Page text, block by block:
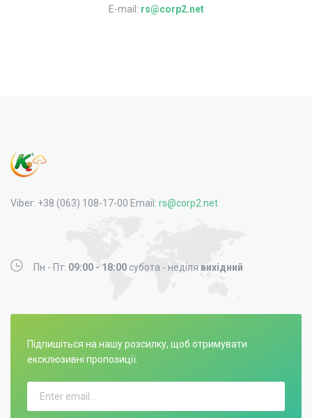
E-mail: rs@corp2.net
Viber: +38 (063) 108-17-00 Email: rs@corp2.net
Пн - Пт: 09:00 - 18:00 субота - неділя вихідний
Підпишіться на нашу розсилку, щоб отримувати
ексклюзивні пропозиції.